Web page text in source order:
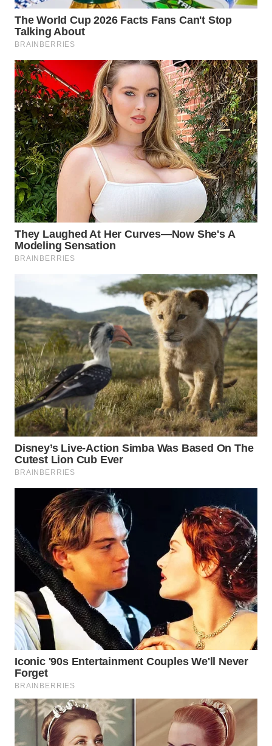
WN
PURWAKARTA
WN
PRIANGAN
TIMUR
WN
SEMARANG
WN
SOLO
WN
BOROBUDUR
MADURA
WN
SURABAYA
WN
NATUNA
WN
BINTAN
WN
MANDALIKA
WN
LIKUPANG
WN
LABUANBAJO
WN
BORNEO
Wahana
Media
Group
WAHANA
NEWS
WAHANA